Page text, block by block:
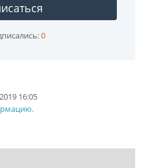
0
16:05